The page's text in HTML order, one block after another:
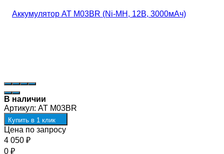
В наличии
Артикул: AT M03BR
Купить в 1 клик
Цена по запросу
4 050 ₽
0 ₽